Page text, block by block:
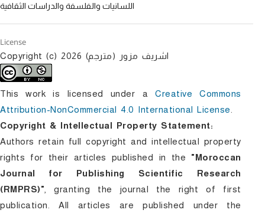
اللسانيات والفلسفة والدراسات الثقافية
License
Copyright (c) 2026 اشریف مزور (مترجم)
This work is licensed under aCreative Commons
Attribution-NonCommercial 4.0 International License
Copyright & Intellectual Property Statement:
Authors retain full copyright and intellectual property
rights for their articles published in the "Moroccan
Journal for Publishing Scientific Research
(RMPRS)" , granting the journal the right of first
publication. All articles are published under the